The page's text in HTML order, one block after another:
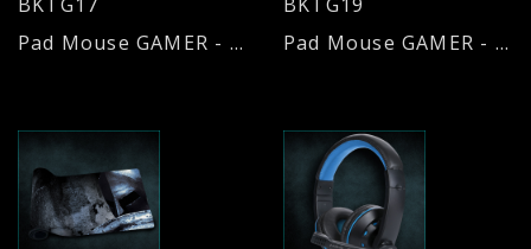
Pad Mouse GAMER - Velocidad - Antideslizante
Pad Mouse GAMER - Control - Antideslizante